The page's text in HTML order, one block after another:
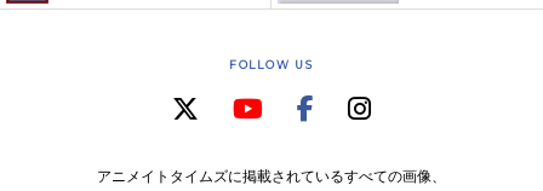
FOLLOW US
アニメイトタイムズに掲載されているすべての画像、